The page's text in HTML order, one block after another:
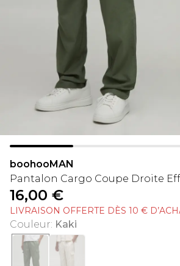
boohooMAN
Pantalon Cargo Coupe Droite
16,00 €
LIVRAISON OFFERTE DÈS 10 €
Couleur: Kaki